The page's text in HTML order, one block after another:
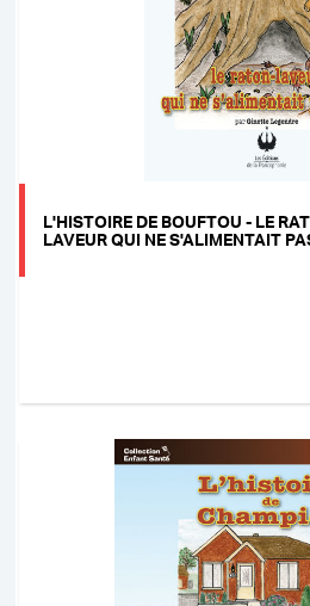
L'HISTOIRE DE BOUFTOU - LE
LAVEUR QUI NE S'ALIMENTAIT